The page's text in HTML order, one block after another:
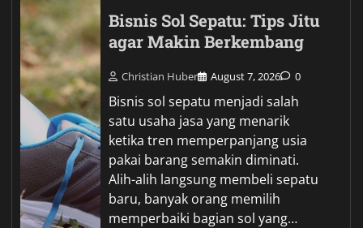
Bisnis Sol Sepatu: Tips Jitu
agar Makin Berkembang
Christian Huber August 7, 2026 0
Bisnis sol sepatu menjadi salah
satu usaha jasa yang menarik
ketika tren memperpanjang usia
pakai barang semakin diminati.
Alih-alih langsung membeli sepatu
baru, banyak orang memilih
memperbaiki bagian sol yang…